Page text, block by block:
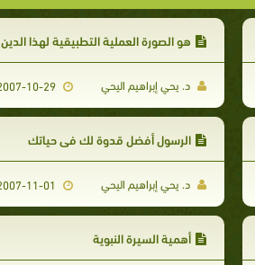
هو الصورة العملية التطبيقية لهذا الدين
د. يحي إبراهيم اليحي 2007-10-29
الرسول أفضل قدوة لك في حياتك
د. يحي إبراهيم اليحي
أهمية السيرة النبوية